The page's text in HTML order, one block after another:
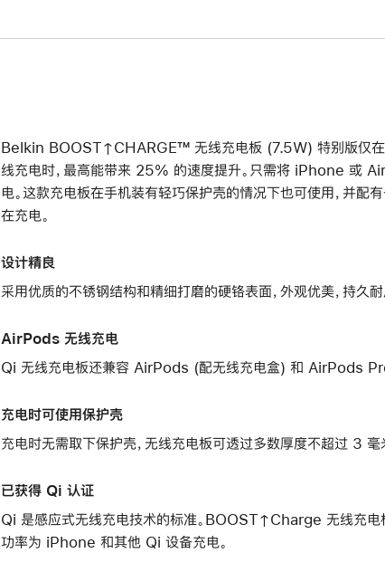
Belkin BOOST↑CHARGE™ 无线充电板 (7.5W) 特别版仅
线充电时，最高能带来 25% 的速度提升。只需将 iPhone 或
电。这款充电板在手机装有轻巧保护壳的情况下也可使用，并配
在充电。
设计精良
采用优质的不锈钢结构和精细打磨的硬铬表面，外观优美，持久耐
AirPods 无线充电
Qi 无线充电板还兼容 AirPods (配无线充电盒) 和 AirPods Pro
充电时可使用保护壳
充电时无需取下保护壳，无线充电板可透过多数厚度不超过 3 毫
已获得 Qi 认证
Qi 是感应式无线充电技术的标准。BOOST↑Charge 无线充电
功率为 iPhone 和其他 Qi 设备充电。